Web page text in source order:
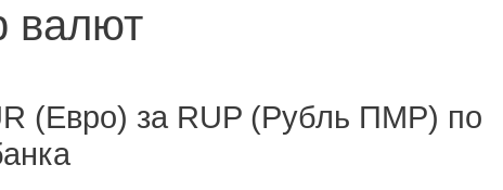
валют
(Евро) за RUP (Рубль ПМР) по